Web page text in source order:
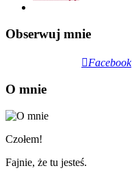
Obserwuj mnie
Facebook
O mnie
Czołem!
Fajnie, że tu jesteś.